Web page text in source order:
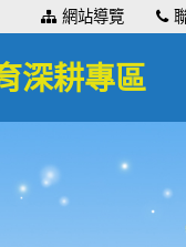
網站導覽
深耕專區